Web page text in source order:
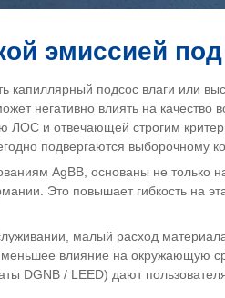
эмиссией
капиллярный подсос влаги или
негативно влиять на
и отвечающей строгим
подвергаются выборочному
AgBB, основаны не только
Это повышает гибкость на
малый расход
меньшее влияние на окружающую
DGNB / LEED) дают